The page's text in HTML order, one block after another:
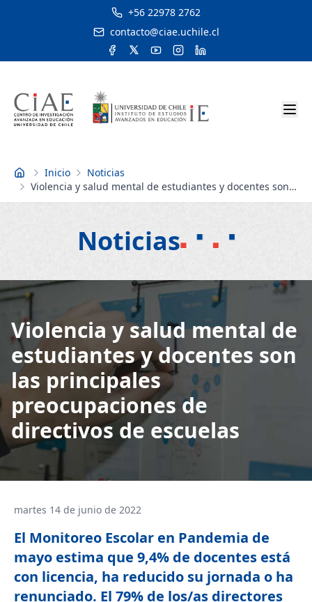
+56 22978 2762
contacto@ciae.uchile.cl
Inicio Inicio
Noticias
Violencia y salud mental de estudiantes y docentes son
las principales preocupaciones de directivos de escuelas
Noticias
Violencia y salud mental de
estudiantes y docentes son
las principales
preocupaciones de
directivos de escuelas
martes 14 de junio de 2022
El Monitoreo Escolar en Pandemia de
mayo estima que 9,4% de docentes está
con licencia, ha reducido su jornada o ha
renunciado. El 79% de los/as directores